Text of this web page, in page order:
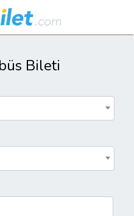
Bileti